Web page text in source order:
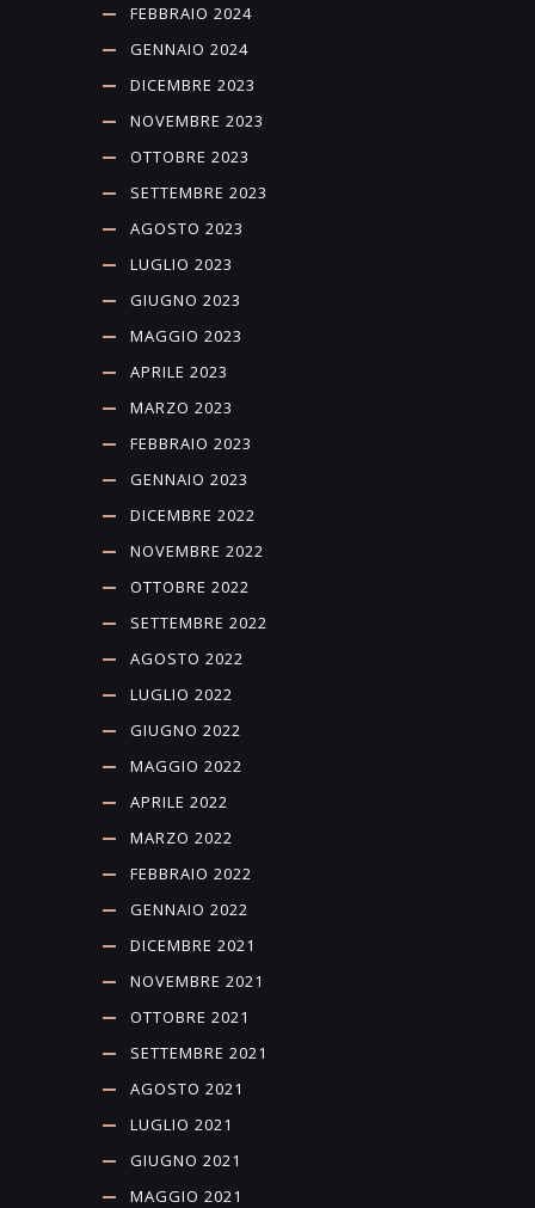
FEBBRAIO 2024
GENNAIO 2024
DICEMBRE 2023
NOVEMBRE 2023
OTTOBRE 2023
SETTEMBRE 2023
AGOSTO 2023
LUGLIO 2023
GIUGNO 2023
MAGGIO 2023
APRILE 2023
MARZO 2023
FEBBRAIO 2023
GENNAIO 2023
DICEMBRE 2022
NOVEMBRE 2022
OTTOBRE 2022
SETTEMBRE 2022
AGOSTO 2022
LUGLIO 2022
GIUGNO 2022
MAGGIO 2022
APRILE 2022
MARZO 2022
FEBBRAIO 2022
GENNAIO 2022
DICEMBRE 2021
NOVEMBRE 2021
OTTOBRE 2021
SETTEMBRE 2021
AGOSTO 2021
LUGLIO 2021
GIUGNO 2021
MAGGIO 2021